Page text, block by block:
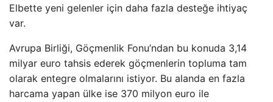
Elbette yeni gelenler için daha fazla desteğe ihtiyaç
var.
Avrupa Birliği, Göçmenlik Fonu’ndan bu konuda 3,14
milyar euro tahsis ederek göçmenlerin topluma tam
olarak entegre olmalarını istiyor. Bu alanda en fazla
harcama yapan ülke ise 370 milyon euro ile